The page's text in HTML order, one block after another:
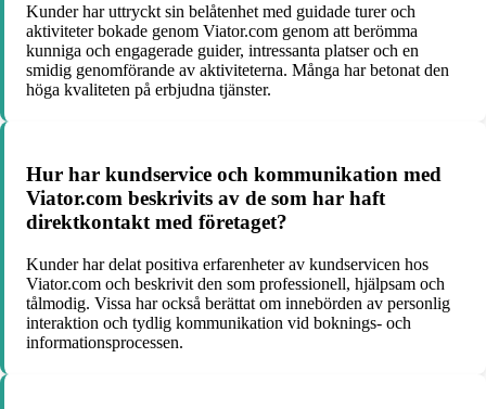
Kunder har uttryckt sin belåtenhet med guidade turer och
aktiviteter bokade genom Viator.com genom att berömma
kunniga och engagerade guider, intressanta platser och en
smidig genomförande av aktiviteterna. Många har betonat den
höga kvaliteten på erbjudna tjänster.
Hur har kundservice och kommunikation med
Viator.com beskrivits av de som har haft
direktkontakt med företaget?
Kunder har delat positiva erfarenheter av kundservicen hos
Viator.com och beskrivit den som professionell, hjälpsam och
tålmodig. Vissa har också berättat om innebörden av personlig
interaktion och tydlig kommunikation vid boknings- och
informationsprocessen.